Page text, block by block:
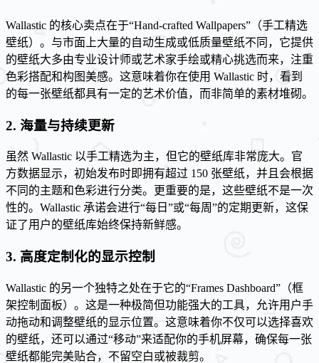
Wallastic 的核心卖点在于“Hand-crafted Wallpapers”（手工精选
壁纸）。与市面上大量的自动生成或低质量壁纸不同，它提供
的壁纸大多由专业设计师或艺术家手绘或精心挑选而来，注重
色彩搭配和构图美感。这意味着你在使用 Wallastic 时，看到
的每一张壁纸都具有一定的艺术价值，而非简单的素材堆砌。
2. 海量与持续更新
虽然 Wallastic 以手工精选为主，但它的壁纸库非常庞大。官
方数据显示，初始发布时即拥有超过 150 张壁纸，并且会根据
不同的主题和色彩进行分类。更重要的是，这些壁纸不是一次
性的。Wallastic 承诺会进行“每日”或“每周”的定期更新，这保
证了用户的壁纸库始终保持新鲜感。
3. 高度定制化的显示控制
Wallastic 的另一个独特之处在于它的“Frames Dashboard”（框
架控制面板）。这是一种极简但功能强大的工具，允许用户手
动拖动和调整壁纸的显示位置。这意味着你不仅可以选择喜欢
的壁纸，还可以通过“移动”来适配你的手机屏幕，确保每一张
壁纸都能完美贴合，不留空白或被裁剪。